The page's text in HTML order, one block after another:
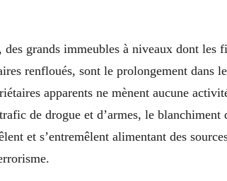
grands immeubles à niveaux dont les
renfloués, sont le prolongement dans
apparents ne mènent aucune
de drogue et d’armes, le blanchiment
et s’entremêlent alimentant des